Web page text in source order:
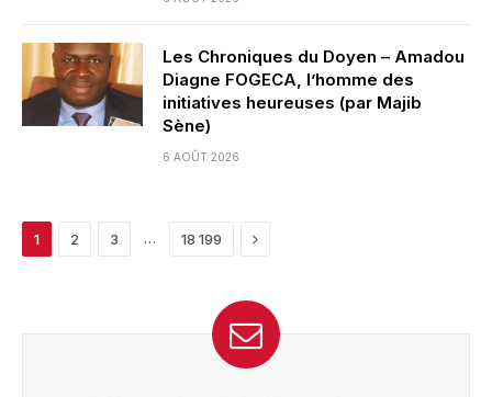
Les Chroniques du Doyen – Amadou
Diagne FOGECA, l’homme des
initiatives heureuses (par Majib
Sène)
6 AOÛT 2026
1 2 3 … 18 199 Next